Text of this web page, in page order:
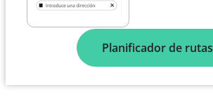
Planificador de rutas